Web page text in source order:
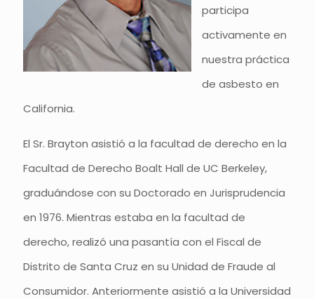
participa
activamente en
nuestra práctica
de asbesto en
California.
El Sr. Brayton asistió a la facultad de derecho en la
Facultad de Derecho Boalt Hall de UC Berkeley,
graduándose con su Doctorado en Jurisprudencia
en 1976. Mientras estaba en la facultad de
derecho, realizó una pasantía con el Fiscal de
Distrito de Santa Cruz en su Unidad de Fraude al
Consumidor. Anteriormente asistió a la Universidad